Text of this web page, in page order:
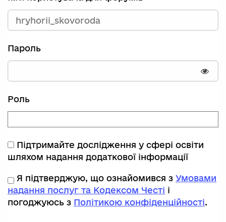
Пароль
Роль
Підтримайте дослідження у сфері освіти
шляхом надання додаткової інформації
Я підтверджую, що ознайомився з Умовами
надання послуг та Кодексом Честі і
погоджуюсь з Політикою конфіденційності.